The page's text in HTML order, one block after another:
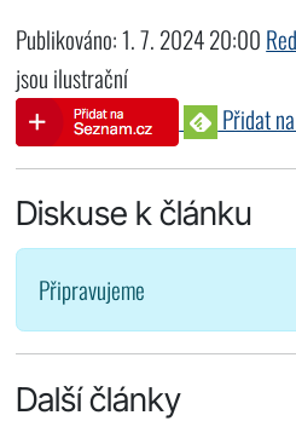
Publikováno: 1. 7. 2024 20:00
jsou ilustrační
Přidat na
Diskuse k článku
Připravujeme
Další články